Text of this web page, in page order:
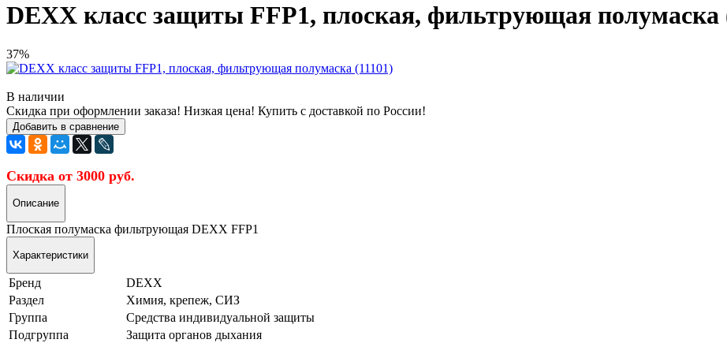
DEXX класс защиты FFP1, плоская, фильтрующая полумаска
37%
В наличии
Скидка при оформлении заказа! Низкая цена! Купить с доставкой по России!
Добавить в сравнение
Скидка от 3000 руб.
Описание
Плоская полумаска фильтрующая DEXX FFP1
Характеристики
Бренд
DEXX
Раздел
Химия, крепеж, СИЗ
Группа
Средства индивидуальной защиты
Подгруппа
Защита органов дыхания